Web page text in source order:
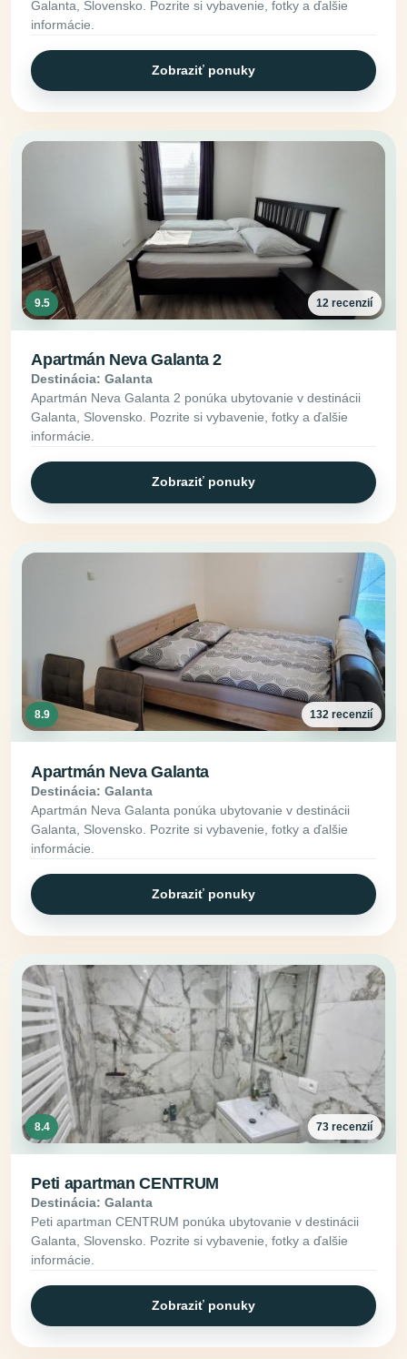
Galanta, Slovensko. Pozrite si vybavenie, fotky a ďalšie
informácie.
Zobraziť ponuky
9.5 12 recenzií
Apartmán Neva Galanta 2
Destinácia: Galanta
Apartmán Neva Galanta 2 ponúka ubytovanie v destinácii
Galanta, Slovensko. Pozrite si vybavenie, fotky a ďalšie
informácie.
Zobraziť ponuky
8.9 132 recenzií
Apartmán Neva Galanta
Destinácia: Galanta
Apartmán Neva Galanta ponúka ubytovanie v destinácii
Galanta, Slovensko. Pozrite si vybavenie, fotky a ďalšie
informácie.
Zobraziť ponuky
8.4 73 recenzií
Peti apartman CENTRUM
Destinácia: Galanta
Peti apartman CENTRUM ponúka ubytovanie v destinácii
Galanta, Slovensko. Pozrite si vybavenie, fotky a ďalšie
informácie.
Zobraziť ponuky